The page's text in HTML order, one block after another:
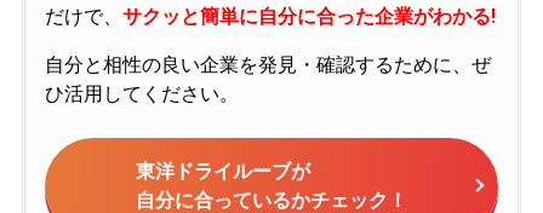
だけで、 サクッと簡単に自分に合った企業がわかる!
自分と相性の良い企業を発見・確認するために、ぜ
ひ活用してください。
東洋ドライルーブが
自分に合っているかチェック！